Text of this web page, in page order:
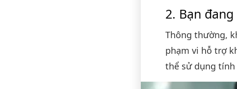
Bạn
Thông thường,
phạm vi hỗ trợ
thể sử dụng